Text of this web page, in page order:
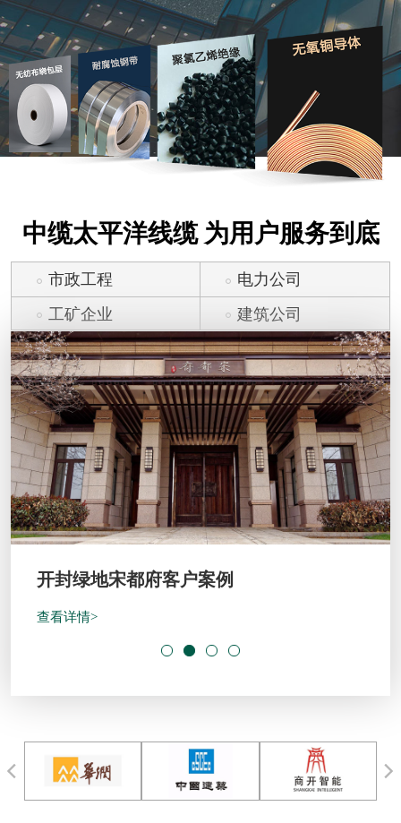
中缆太平洋线缆 为用户服务到底
市政工程
电力公司
工矿企业
建筑公司
开封绿地宋都府客户案例
查看详情>